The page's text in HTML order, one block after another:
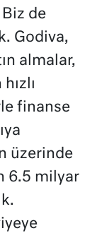
de
Godiva,
almalar,
finanse
üzerinde
6.5 milyar